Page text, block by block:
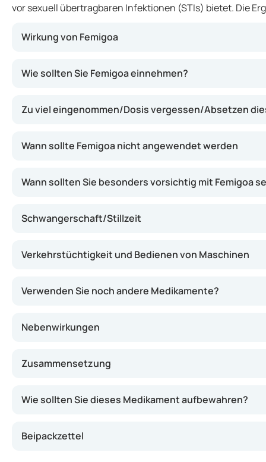
vor sexuell übertragbaren Infektionen (STIs) bietet. Die
Wirkung von Femigoa
Wie sollten Sie Femigoa einnehmen?
Zu viel eingenommen/Dosis vergessen/Absetzen
Wann sollte Femigoa nicht angewendet werden
Wann sollten Sie besonders vorsichtig mit Femigoa
Schwangerschaft/Stillzeit
Verkehrstüchtigkeit und Bedienen von Maschinen
Verwenden Sie noch andere Medikamente?
Nebenwirkungen
Zusammensetzung
Wie sollten Sie dieses Medikament aufbewahren?
Beipackzettel